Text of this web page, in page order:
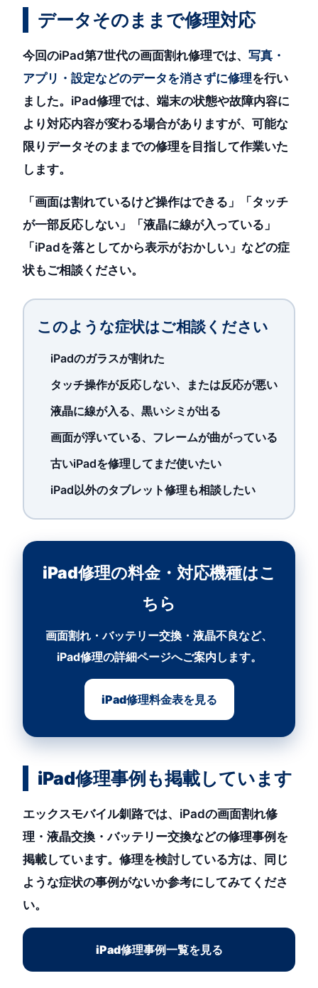
データそのままで修理対応
今回のiPad第7世代の画面割れ修理では、 写真・
アプリ・設定などのデータを消さずに修理を行い
ました。iPad修理では、端末の状態や故障内容に
より対応内容が変わる場合がありますが、可能な
限りデータそのままでの修理を目指して作業いた
します。
「画面は割れているけど操作はできる」「タッチ
が一部反応しない」「液晶に線が入っている」
「iPadを落としてから表示がおかしい」などの症
状もご相談ください。
このような症状はご相談ください
iPadのガラスが割れた
タッチ操作が反応しない、または反応が悪い
液晶に線が入る、黒いシミが出る
画面が浮いている、フレームが曲がっている
古いiPadを修理してまだ使いたい
iPad以外のタブレット修理も相談したい
iPad修理の料金・対応機種はこ
ちら
画面割れ・バッテリー交換・液晶不良など、
iPad修理の詳細ページへご案内します。
iPad修理料金表を見る
iPad修理事例も掲載しています
エックスモバイル釧路では、iPadの画面割れ修
理・液晶交換・バッテリー交換などの修理事例を
掲載しています。修理を検討している方は、同じ
ような症状の事例がないか参考にしてみてくださ
い。
iPad修理事例一覧を見る